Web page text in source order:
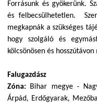
Forrásunk és gyökerünk.
és felbecsülhetetlen.
megkapnák a szükséges
hogy szolgáló és
kölcsönösen és hosszútávon
Falugazdász
Zóna: Bihar megye -
Árpád, Erdőgyarak,